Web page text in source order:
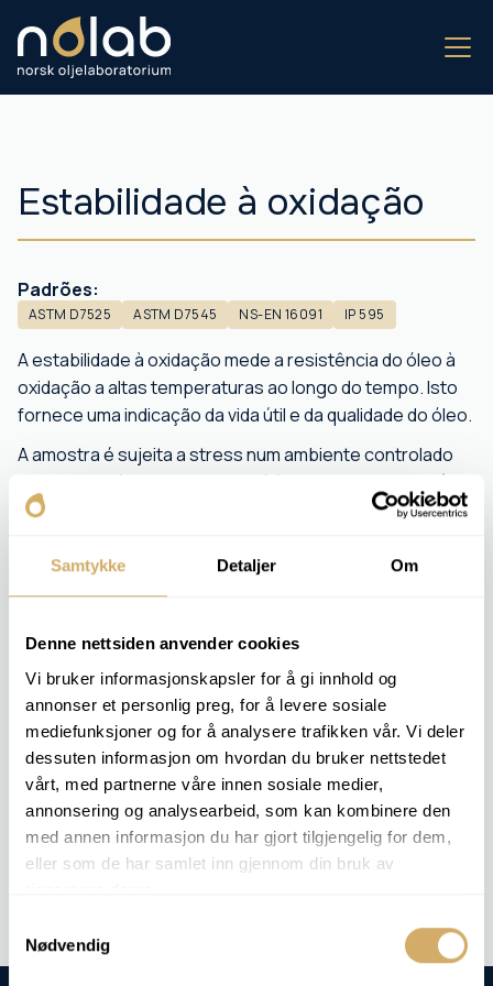
Samtykke Detaljer Om
Denne nettsiden anvender cookies
Vi bruker informasjonskapsler for å gi innhold og
annonser et personlig preg, for å levere sosiale
mediefunksjoner og for å analysere trafikken vår. Vi deler
dessuten informasjon om hvordan du bruker nettstedet
vårt, med partnerne våre innen sosiale medier,
annonsering og analysearbeid, som kan kombinere den
med annen informasjon du har gjort tilgjengelig for dem,
eller som de har samlet inn gjennom din bruk av
Nødvendig
Estabilidade à oxidação
Padrões:
ASTM D7525 ASTM D7545 NS-EN 16091 IP 595
A estabilidade à oxidação mede a resistência do óleo à
oxidação a altas temperaturas ao longo do tempo. Isto
fornece uma indicação da vida útil e da qualidade do óleo.
A amostra é sujeita a stress num ambiente controlado
rico em oxigénio, e o tempo até à queda de pressão (ou
decomposição por oxidação) é medido.
tempo o petróleo pode permanecer estável em
condições exigentes – informação útil tanto para o
desenvolvimento como para as operações.
PACOTES DE ANÁLISE RELEVANTES
BIODIESEL 1
BIODIESEL 2
EAL 3
Análise de encomendas - Estabilidade à oxidação